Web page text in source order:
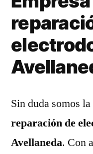
Sin duda somos
reparación de
Avellaneda. Con